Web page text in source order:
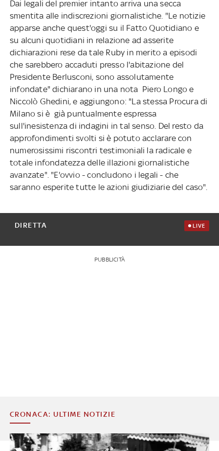
Dai legali del premier intanto arriva una secca
smentita alle indiscrezioni giornalistiche. "Le notizie
apparse anche quest'oggi su il Fatto Quotidiano e
su alcuni quotidiani in relazione ad asserite
dichiarazioni rese da tale Ruby in merito a episodi
che sarebbero accaduti presso l'abitazione del
Presidente Berlusconi, sono assolutamente
infondate" dichiarano in una nota Piero Longo e
Niccolò Ghedini, e aggiungono: "La stessa Procura di
Milano si è già puntualmente espressa
sull'inesistenza di indagini in tal senso. Del resto da
approfondimenti svolti si è potuto acclarare con
numerosissimi riscontri testimoniali la radicale e
totale infondatezza delle illazioni giornalistiche
avanzate". "E'ovvio - concludono i legali - che
saranno esperite tutte le azioni giudiziarie del caso".
DIRETTA LIVE
PUBBLICITÀ
CRONACA: ULTIME NOTIZIE